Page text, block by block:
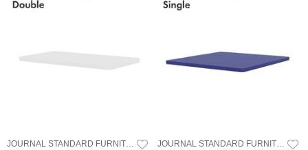
JOURNAL STANDARD FURNITURE
JOURNAL STANDARD FURNITURE